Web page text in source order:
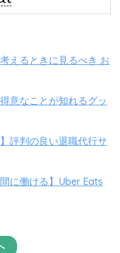
えるときに見るべき お
意なことが知れるグッ
評判の良い退職代行サ
に働ける】Uber Eats